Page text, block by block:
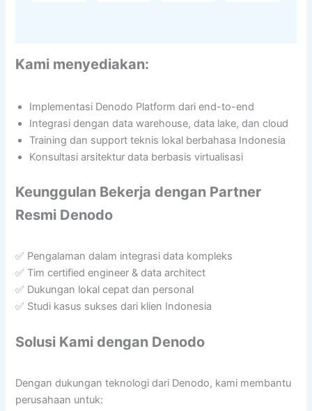
Kami menyediakan:
Implementasi Denodo Platform dari end-to-end
Integrasi dengan data warehouse, data lake, dan cloud
Training dan support teknis lokal berbahasa Indonesia
Konsultasi arsitektur data berbasis virtualisasi
Keunggulan Bekerja dengan Partner
Resmi Denodo
✅ Pengalaman dalam integrasi data kompleks
✅ Tim certified engineer & data architect
✅ Dukungan lokal cepat dan personal
✅ Studi kasus sukses dari klien Indonesia
Solusi Kami dengan Denodo
Dengan dukungan teknologi dari Denodo, kami membantu
perusahaan untuk: